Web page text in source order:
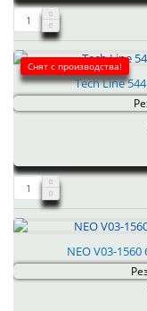
Снят с производства!
Tech Line
NEO V03-1560